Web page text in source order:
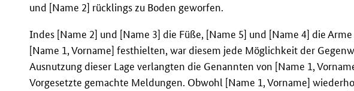
und [Name 2] rücklings zu Boden geworfen.
Indes [Name 2] und [Name 3] die Füße, [Name 5] und [Name 4] die
[Name 1, Vorname] festhielten, war diesem jede Möglichkeit der
Ausnutzung dieser Lage verlangten die Genannten von [Name 1,
Vorgesetzte gemachte Meldungen. Obwohl [Name 1, Vorname]